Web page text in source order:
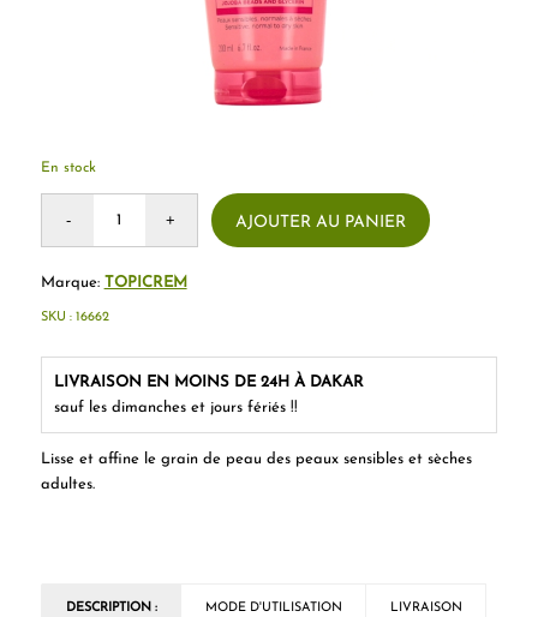
Lisse et affine le grain de peau des peaux sensibles et sèches
adultes.
En stock
AJOUTER AU PANIER
Marque: TOPICREM
LIVRAISON EN MOINS DE 24H À DAKAR
sauf les dimanches et jours fériés !!
SKU : 16662
DESCRIPTION : MODE D'UTILISATION LIVRAISON